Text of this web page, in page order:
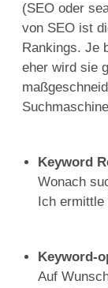
(SEO oder
von SEO ist
Rankings. Je
eher wird sie
Keyword
Wonach
Ich
Keyword-
Auf